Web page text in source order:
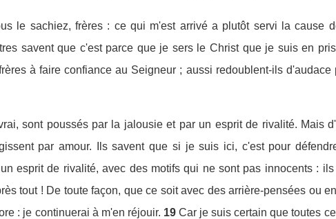
le sachiez, frères : ce qui m'est arrivé a plutôt servi la cause
savent que c'est parce que je sers le Christ que je suis en
à faire confiance au Seigneur ; aussi redoublent-ils
sont poussés par la jalousie et par un esprit de rivalité. Mais
par amour. Ils savent que si je suis ici, c'est pour
esprit de rivalité, avec des motifs qui ne sont pas innocents :
tout ! De toute façon, que ce soit avec des arrière-pensées ou
: je continuerai à m'en réjouir. 19 Car je suis certain que toutes